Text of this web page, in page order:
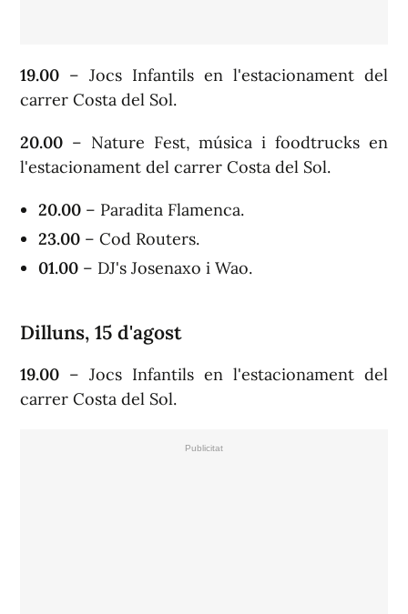
19.00 – Jocs Infantils en l'estacionament del
carrer Costa del Sol.
20.00 – Nature Fest, música i foodtrucks en
l'estacionament del carrer Costa del Sol.
20.00 – Paradita Flamenca.
23.00 – Cod Routers.
01.00 – DJ's Josenaxo i Wao.
Dilluns, 15 d'agost
19.00 – Jocs Infantils en l'estacionament del
carrer Costa del Sol.